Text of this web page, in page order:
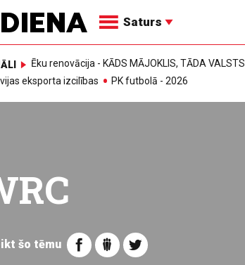
Saturs
Ēku renovācija - KĀDS MĀJOKLIS, TĀDA VALSTS
eksporta izcilības
PK futbolā - 2026
šo tēmu